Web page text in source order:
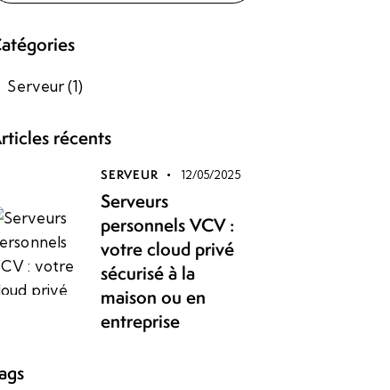
Serveur(1)
récents
SERVEUR 12/05/2025
Serveurs
personnels VCV :
votre cloud privé
sécurisé à la
maison ou en
entreprise